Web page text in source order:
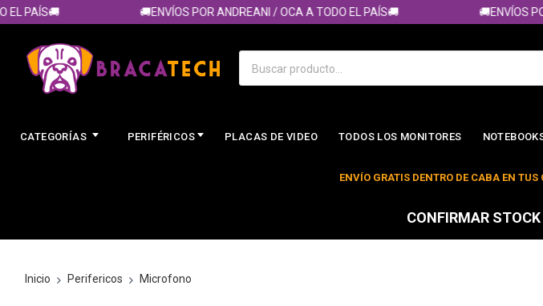
PAÍS🚚 🚚ENVÍOS POR ANDREANI / OCA A TODO EL PAÍS🚚 🚚ENVÍOS
CATEGORÍAS PERIFÉRICOS PLACAS DE VIDEO TODOS LOS MONITORES
ENVÍO GRATIS DENTRO DE CABA EN
CONFIRMAR
Inicio Perifericos Microfono